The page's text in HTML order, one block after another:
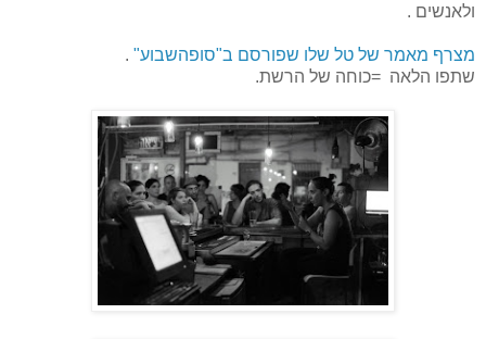
ולאנשים .
מצרף מאמר של טל שלו שפורסם ב"סופהשבוע" .
שתפו הלאה =כוחה של הרשת.